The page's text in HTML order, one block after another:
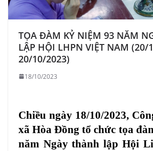
TỌA ĐÀM KỶ NIỆM 93 NĂM
LẬP HỘI LHPN VIỆT NAM (20/
20/10/2023)
18/10/2023
Chiều ngày 18/10/2023,
xã Hòa Đồng tổ chức tọa
năm Ngày thành lập Hội